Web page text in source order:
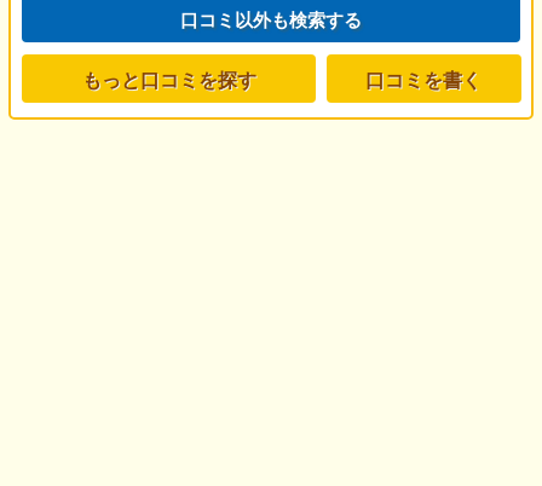
口コミ以外も検索する
もっと口コミを探す 口コミを書く